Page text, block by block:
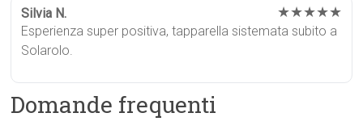
Silvia N. ★★★★★
Esperienza super positiva, tapparella sistemata subito a
Solarolo.
Domande frequenti